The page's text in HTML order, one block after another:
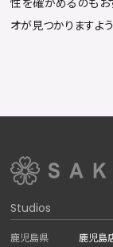
性を確かめるのもお
オが見つかりますよう
Studios
鹿児島県
鹿児島